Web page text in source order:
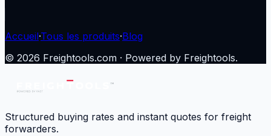
Accueil·Tous les produits·Blog
© 2026 Freightools.com · Powered by Freightools.
Structured buying rates and instant quotes for freight
forwarders.